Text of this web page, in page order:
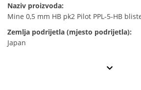
Naziv proizvoda:
Mine 0,5 mm HB pk2 Pilot PPL-5-HB
Zemlja podrijetla (mjesto podrijetla):
Japan